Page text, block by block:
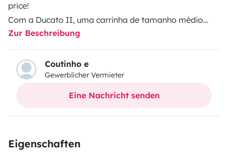
price!
Com a Ducato II, uma carrinha de tamanho médio
transformada em autêntica casa sobre rodas, sente-te
em casa onde quer que vás. É confortável e é
totalmente autónoma! Em suma, a nossa Ducato II é
a campervan perfeita para viajantes mais exigentes e
até para road trips com condições meteorológicas
veículo de 4 lugares. Se viajares com duas pessoas, é
desfrutar de uma área de dormir ainda mais
Zur Beschreibung
Coutinho e
Gewerblicher Vermieter
Eine Nachricht senden
Eigenschaften